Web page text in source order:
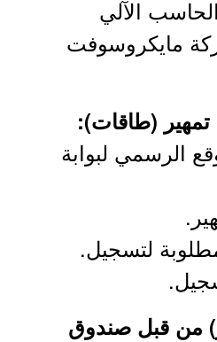
الآلي
مايكروسوفت
(طاقات):
الرسمي لبوابة
من قبل صندوق